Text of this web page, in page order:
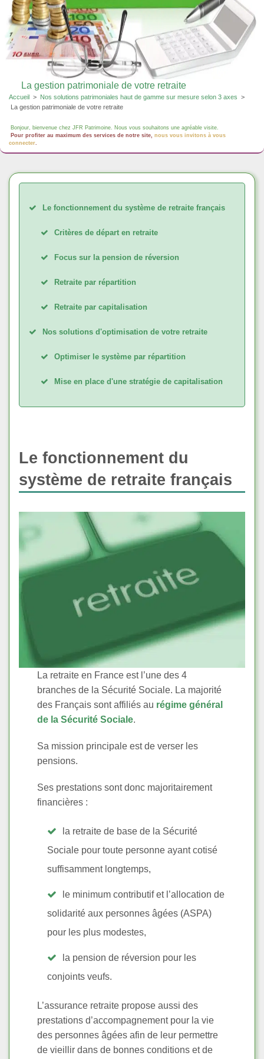
La gestion patrimoniale de votre retraite
Accueil > Nos solutions patrimoniales haut de gamme sur mesure selon 3 axes >
La gestion patrimoniale de votre retraite
Bonjour, bienvenue chez JFR Patrimoine. Nous vous souhaitons une agréable visite.
Pour profiter au maximum des services de notre site, nous vous invitons à vous
connecter.
Le fonctionnement du système de retraite français
Critères de départ en retraite
Focus sur la pension de réversion
Retraite par répartition
Retraite par capitalisation
Nos solutions d'optimisation de votre retraite
Optimiser le système par répartition
Mise en place d'une stratégie de capitalisation
Le fonctionnement du
système de retraite français
La retraite en France est l’une des 4
branches de la Sécurité Sociale. La majorité
des Français sont affiliés au régime général
de la Sécurité Sociale.
Sa mission principale est de verser les
pensions.
Ses prestations sont donc majoritairement
financières :
la retraite de base de la Sécurité
Sociale pour toute personne ayant cotisé
suffisamment longtemps,
le minimum contributif et l’allocation de
solidarité aux personnes âgées (ASPA)
pour les plus modestes,
la pension de réversion pour les
conjoints veufs.
L’assurance retraite propose aussi des
prestations d’accompagnement pour la vie
des personnes âgées afin de leur permettre
de vieillir dans de bonnes conditions et de